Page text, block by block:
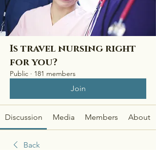
Is travel nursing right
for you?
Public · 181 members
Join
Discussion Media Members About
Back